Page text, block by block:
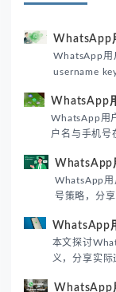
WhatsApp
WhatsApp用
username
境团队高效
WhatsApp
WhatsApp用
户名与手机号
际差异，帮
WhatsApp
WhatsApp用
号策略，分
性直接影响
WhatsApp
本文探讨
义，分享实际
WhatsApp